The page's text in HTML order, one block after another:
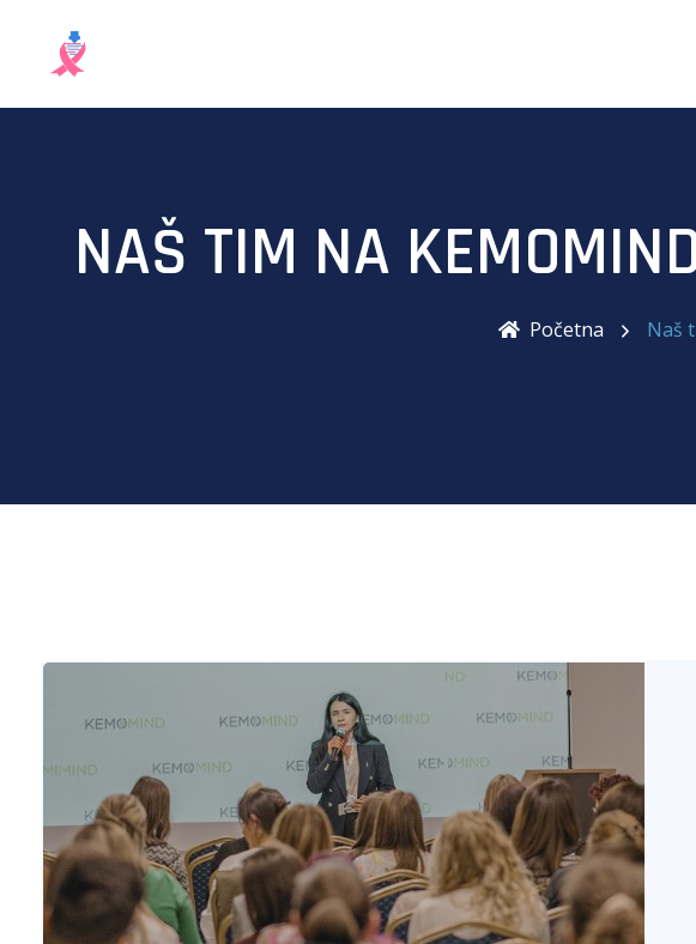
NAŠ TIM NA
Početna Naš